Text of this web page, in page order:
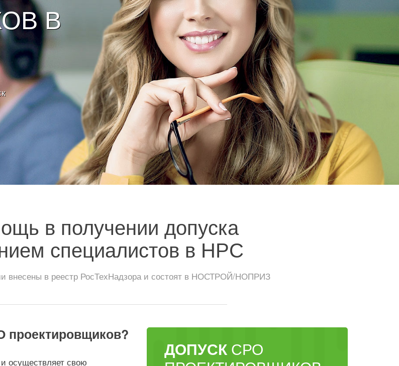
В
в получении допуска
специалистов в НРС
внесены в реестр РосТехНадзора и состоят в НОСТРОЙ/НОПРИЗ
проектировщиков?
осуществляет свою
ДОПУСК СРО